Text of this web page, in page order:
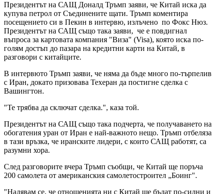
Президентът на САЩ Доналд Тръмп заяви, че Китай иска да
купува петрол от Съединените щати. Тръмп коментира
посещението си в Пекин в интервю, излъчено по Фокс Нюз.
Президентът на САЩ също така заяви, че е повдигнал
въпроса за картовата компания "Виза" (Visa), която иска по-
голям достъп до пазара на кредитни карти на Китай, в
разговори с китайците.
В интервюто Тръмп заяви, че няма да бъде много по-търпелив
с Иран, докато призовава Техеран да постигне сделка с
Вашингтон.
"Те трябва да сключат сделка.", каза той.
Президентът на САЩ също така подчерта, че получаването на
обогатения уран от Иран е най-важното нещо. Тръмп отбеляза
в тази връзка, че иранските лидери, с които САЩ работят, са
разумни хора.
След разговорите вчера Тръмп съобщи, че Китай ще поръча
200 самолета от американския самолетостроител „Боинг".
"Надявам се, че отношенията ни с Китай ще бъдат по-силни и